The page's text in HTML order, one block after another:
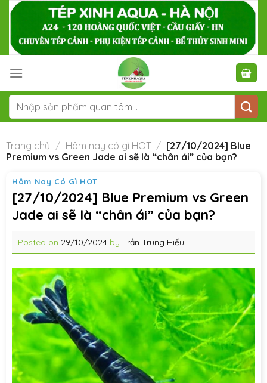
Skip
content
Tìm
kiếm:
Trang chủ / Hôm nay có gì HOT / [27/10/2024] Blue
Premium vs Green Jade ai sẽ là “chân ái” của bạn?
Hôm Nay Có Gì HOT
[27/10/2024] Blue Premium vs Green
Jade ai sẽ là “chân ái” của bạn?
Posted on 29/10/2024 by Trần Trung Hiếu